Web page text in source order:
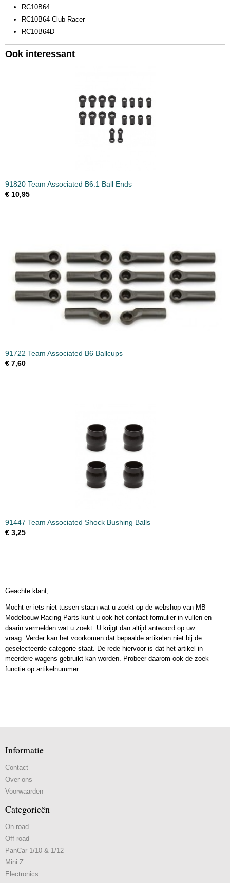
RC10B64
RC10B64 Club Racer
RC10B64D
Ook interessant
91820 Team Associated B6.1 Ball Ends
€ 10,95
91722 Team Associated B6 Ballcups
€ 7,60
91447 Team Associated Shock Bushing Balls
€ 3,25
Geachte klant,
Mocht er iets niet tussen staan wat u zoekt op de webshop van MB
Modelbouw Racing Parts kunt u ook het contact formulier in vullen en
daarin vermelden wat u zoekt. U krijgt dan altijd antwoord op uw
vraag. Verder kan het voorkomen dat bepaalde artikelen niet bij de
geselecteerde categorie staat. De rede hiervoor is dat het artikel in
meerdere wagens gebruikt kan worden. Probeer daarom ook de zoek
functie op artikelnummer.
Informatie
Contact
Over ons
Voorwaarden
Categorieën
On-road
Off-road
PanCar 1/10 & 1/12
Mini Z
Electronics